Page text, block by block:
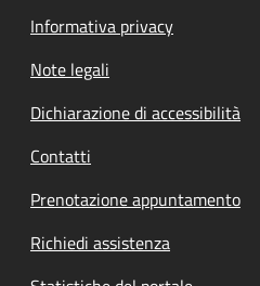
Informativa privacy
Note legali
Dichiarazione di accessibilità
Contatti
Prenotazione appuntamento
Richiedi assistenza